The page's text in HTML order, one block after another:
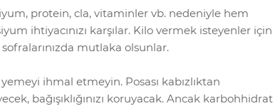
protein, cla, vitaminler vb. nedeniyle hem
ihtiyacınızı karşılar. Kilo vermek isteyenler için
mutlaka olsunlar.
ihmal etmeyin. Posası kabızlıktan
bağışıklığınızı koruyacak. Ancak karbohhidrat